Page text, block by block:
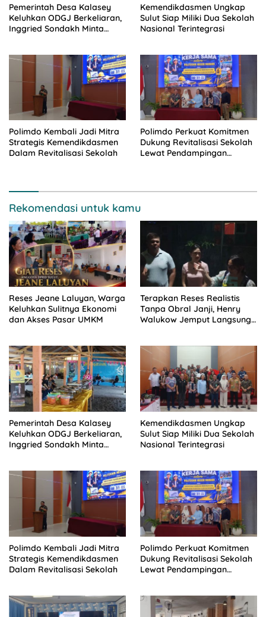
Pemerintah Desa Kalasey
Keluhkan ODGJ Berkeliaran,
Inggried Sondakh Minta
Kemendikdasmen Ungkap
Sulut Siap Miliki Dua Sekolah
Nasional Terintegrasi
Polimdo Kembali Jadi Mitra
Strategis Kemendikdasmen
Dalam Revitalisasi Sekolah
Polimdo Perkuat Komitmen
Dukung Revitalisasi Sekolah
Lewat Pendampingan
Rekomendasi untuk kamu
Reses Jeane Laluyan, Warga
Keluhkan Sulitnya Ekonomi
dan Akses Pasar UMKM
Terapkan Reses Realistis
Tanpa Obral Janji, Henry
Walukow Jemput Langsung
Pemerintah Desa Kalasey
Keluhkan ODGJ Berkeliaran,
Inggried Sondakh Minta
Kemendikdasmen Ungkap
Sulut Siap Miliki Dua Sekolah
Nasional Terintegrasi
Polimdo Kembali Jadi Mitra
Strategis Kemendikdasmen
Dalam Revitalisasi Sekolah
Polimdo Perkuat Komitmen
Dukung Revitalisasi Sekolah
Lewat Pendampingan